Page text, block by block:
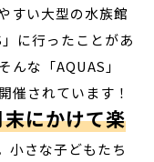
すい大型の水族館
に行ったことがあ
な「AQUAS」
催されています！
にかけて楽
小さな子どもたち